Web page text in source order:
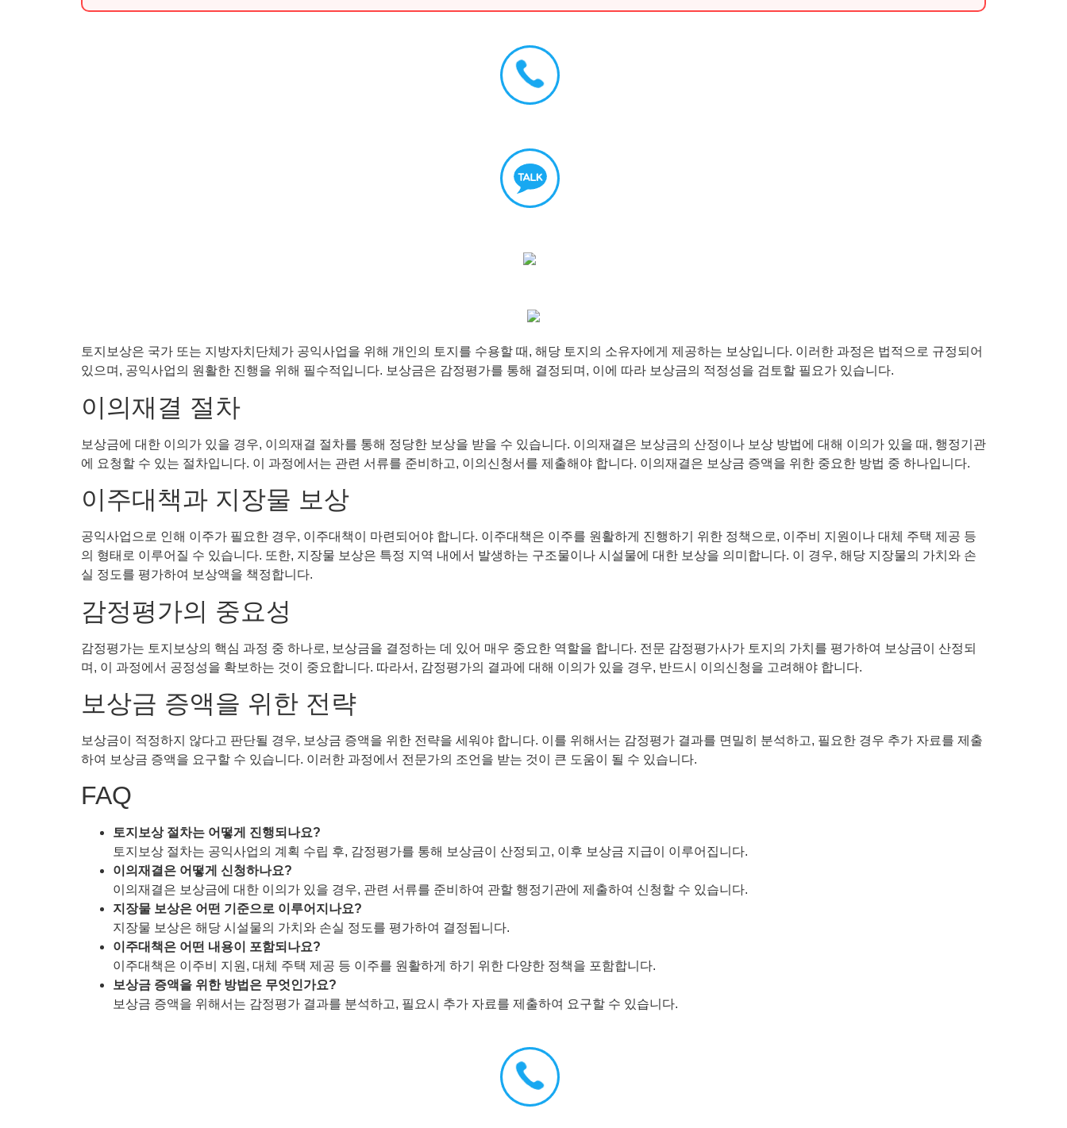
토지보상은 국가 또는 지방자치단체가 공익사업을 위해 개인의 토지를 수용할 때, 해당 토지의 소유자에게 제공하는 보상입니다. 이러한 과정은 법적으로 규정되어
있으며, 공익사업의 원활한 진행을 위해 필수적입니다. 보상금은 감정평가를 통해 결정되며, 이에 따라 보상금의 적정성을 검토할 필요가 있습니다.
이의재결 절차
보상금에 대한 이의가 있을 경우, 이의재결 절차를 통해 정당한 보상을 받을 수 있습니다. 이의재결은 보상금의 산정이나 보상 방법에 대해 이의가 있을 때, 행정기관
에 요청할 수 있는 절차입니다. 이 과정에서는 관련 서류를 준비하고, 이의신청서를 제출해야 합니다. 이의재결은 보상금 증액을 위한 중요한 방법 중 하나입니다.
이주대책과 지장물 보상
공익사업으로 인해 이주가 필요한 경우, 이주대책이 마련되어야 합니다. 이주대책은 이주를 원활하게 진행하기 위한 정책으로, 이주비 지원이나 대체 주택 제공 등
의 형태로 이루어질 수 있습니다. 또한, 지장물 보상은 특정 지역 내에서 발생하는 구조물이나 시설물에 대한 보상을 의미합니다. 이 경우, 해당 지장물의 가치와 손
실 정도를 평가하여 보상액을 책정합니다.
감정평가의 중요성
감정평가는 토지보상의 핵심 과정 중 하나로, 보상금을 결정하는 데 있어 매우 중요한 역할을 합니다. 전문 감정평가사가 토지의 가치를 평가하여 보상금이 산정되
며, 이 과정에서 공정성을 확보하는 것이 중요합니다. 따라서, 감정평가의 결과에 대해 이의가 있을 경우, 반드시 이의신청을 고려해야 합니다.
보상금 증액을 위한 전략
보상금이 적정하지 않다고 판단될 경우, 보상금 증액을 위한 전략을 세워야 합니다. 이를 위해서는 감정평가 결과를 면밀히 분석하고, 필요한 경우 추가 자료를 제출
하여 보상금 증액을 요구할 수 있습니다. 이러한 과정에서 전문가의 조언을 받는 것이 큰 도움이 될 수 있습니다.
FAQ
토지보상 절차는 어떻게 진행되나요?
토지보상 절차는 공익사업의 계획 수립 후, 감정평가를 통해 보상금이 산정되고, 이후 보상금 지급이 이루어집니다.
이의재결은 어떻게 신청하나요?
이의재결은 보상금에 대한 이의가 있을 경우, 관련 서류를 준비하여 관할 행정기관에 제출하여 신청할 수 있습니다.
지장물 보상은 어떤 기준으로 이루어지나요?
지장물 보상은 해당 시설물의 가치와 손실 정도를 평가하여 결정됩니다.
이주대책은 어떤 내용이 포함되나요?
이주대책은 이주비 지원, 대체 주택 제공 등 이주를 원활하게 하기 위한 다양한 정책을 포함합니다.
보상금 증액을 위한 방법은 무엇인가요?
보상금 증액을 위해서는 감정평가 결과를 분석하고, 필요시 추가 자료를 제출하여 요구할 수 있습니다.